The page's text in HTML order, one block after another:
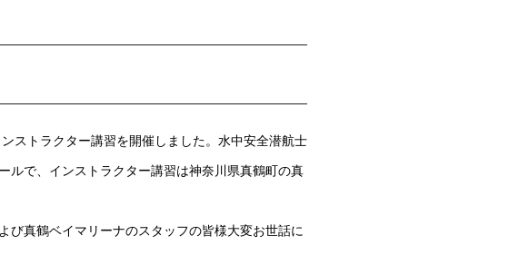
ストラクター講習を開催しました。水中安全潜航士
ルで、インストラクター講習は神奈川県真鶴町の真
び真鶴ベイマリーナのスタッフの皆様大変お世話に